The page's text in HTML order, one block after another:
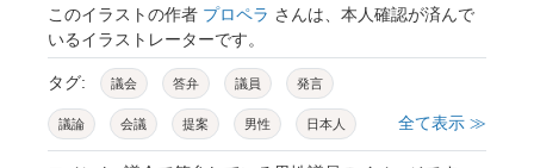
このイラストの作者 プロペラ さんは、本人確認が済んで
いるイラストレーターです。
タグ: 議会 答弁 議員 発言
議論 会議 提案 男性 日本人
議場 国会 区議会 市議会 町議会
全て表示 ≫